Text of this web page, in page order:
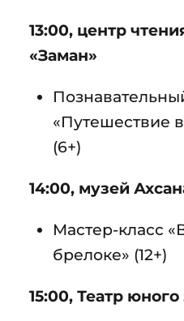
13:00, центр
«Заман»
«Путешествие
(6+)
14:00, музей
Мастер-класс
брелоке» (12+)
15:00, Театр